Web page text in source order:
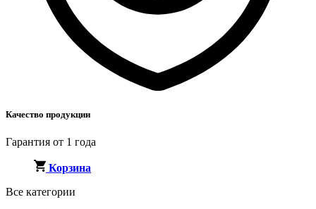
Качество продукции
Гарантия от 1 года
Корзина
Все категории